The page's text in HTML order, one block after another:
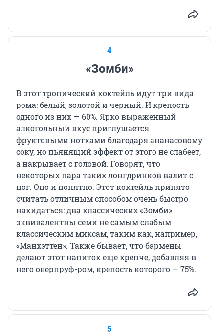
4
«Зомби»
В этот тропический коктейль идут три вида
рома: белый, золотой и черный. И крепость
одного из них — 60%. Ярко выраженный
алкогольный вкус приглушается
фруктовыми нотками благодаря ананасовому
соку, но пьянящий эффект от этого не слабеет,
а накрывает с головой. Говорят, что
некоторых пара таких лонгдринков валит с
ног. Оно и понятно. Этот коктейль принято
считать отличным способом очень быстро
накидаться: два классических «Зомби»
эквивалентны семи не самым слабым
классическим миксам, таким как, например,
«Манхэттен». Также бывает, что бармены
делают этот напиток еще крепче, добавляя в
него оверпруф-ром, крепость которого — 75%.
5